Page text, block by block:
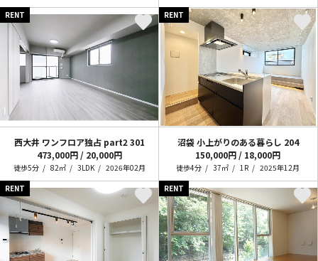
RENT
西大井 ワンフロア独占 part2 301
473,000円 / 20,000円
徒歩5分 82㎡ 3LDK 2026年02月
RENT
沼袋 小上がりのある暮らし 204
150,000円 / 18,000円
徒歩4分 37㎡ 1R
2025年12月
RENT
RENT